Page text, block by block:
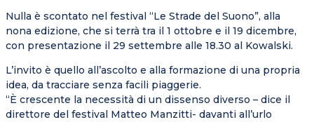
Nulla è scontato nel festival “Le Strade del Suono”, alla
nona edizione, che si terrà tra il 1 ottobre e il 19 dicembre,
con presentazione il 29 settembre alle 18.30 al Kowalski.
L’invito è quello all’ascolto e alla formazione di una propria
idea, da tracciare senza facili piaggerie.
“È crescente la necessità di un dissenso diverso – dice il
direttore del festival Matteo Manzitti- davanti all’urlo